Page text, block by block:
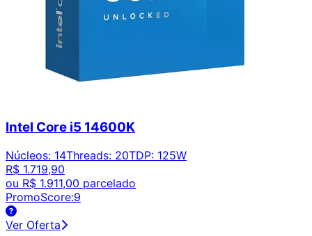
Intel Core i5 14600K
Núcleos: 14Threads: 20TDP: 125W
R$ 1.719,90
ou R$ 1.911,00 parcelado
PromoScore:9
Ver Oferta